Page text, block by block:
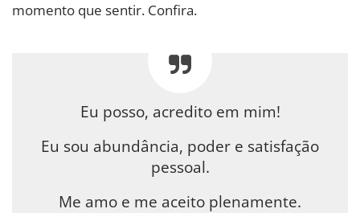
momento que sentir. Confira.
Eu posso, acredito em mim!
Eu sou abundância, poder e satisfação
pessoal.
Me amo e me aceito plenamente.